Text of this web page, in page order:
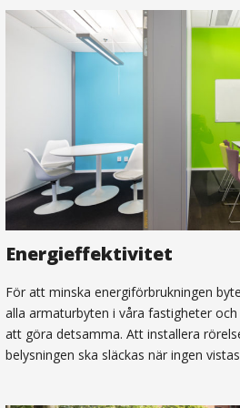
Energieffektivitet
För att minska energiförbrukningen
alla armaturbyten i våra fastigheter
att göra detsamma. Att installera
belysningen ska släckas när ingen